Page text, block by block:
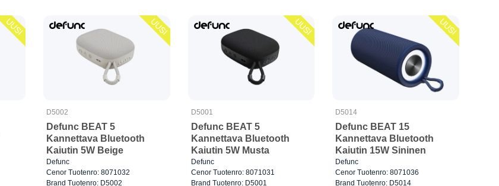
UUSI UUSI
D5002
Defunc BEAT 5
Kannettava Bluetooth
Kaiutin 5W Beige
Defunc
Cenor Tuotenro: 8071032
Brand Tuotenro: D5002
UUSI
D5001
Defunc BEAT 5
Kannettava Bluetooth
Kaiutin 5W Musta
Defunc
Cenor Tuotenro: 8071031
Brand Tuotenro: D5001
UUSI
D5014
Defunc BEAT 15
Kannettava Bluetooth
Kaiutin 15W Sininen
Defunc
Cenor Tuotenro: 8071036
Brand Tuotenro: D5014